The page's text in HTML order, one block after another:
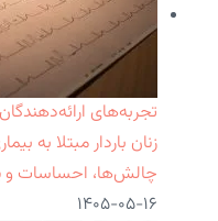
تجربه‌های
زنان باردار مبتلا به
چالش‌ها، احساسات و
۱۴۰۵-۰۵-۱۶